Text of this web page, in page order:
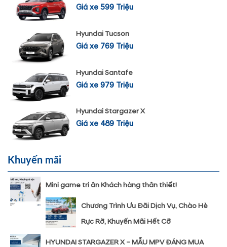
Giá xe 599 Triệu
Hyundai Tucson
Giá xe 769 Triệu
Hyundai Santafe
Giá xe 979 Triệu
Hyundai Stargazer X
Giá xe 489 Triệu
Khuyến mãi
Mini game tri ân Khách hàng thân thiết!
Chương Trình Ưu Đãi Dịch Vụ, Chào Hè
Rực Rỡ, Khuyến Mãi Hết Cỡ
HYUNDAI STARGAZER X – MẪU MPV ĐÁNG MUA